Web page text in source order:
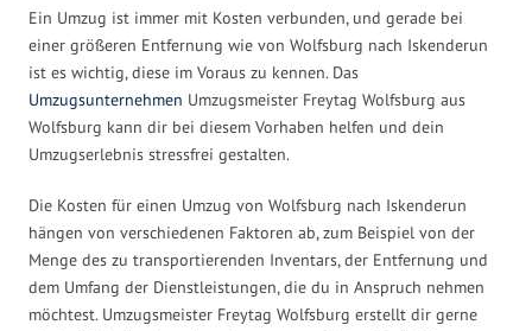
Ein Umzug ist immer mit Kosten verbunden, und gerade bei
einer größeren Entfernung wie von Wolfsburg nach Iskenderun
ist es wichtig, diese im Voraus zu kennen. Das
Umzugsunternehmen Umzugsmeister Freytag Wolfsburg aus
Wolfsburg kann dir bei diesem Vorhaben helfen und dein
Umzugserlebnis stressfrei gestalten.
Die Kosten für einen Umzug von Wolfsburg nach Iskenderun
hängen von verschiedenen Faktoren ab, zum Beispiel von der
Menge des zu transportierenden Inventars, der Entfernung und
dem Umfang der Dienstleistungen, die du in Anspruch nehmen
möchtest. Umzugsmeister Freytag Wolfsburg erstellt dir gerne